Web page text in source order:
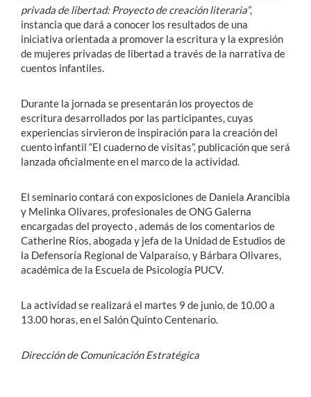
privada de libertad: Proyecto de creación literaria”,
instancia que dará a conocer los resultados de una
iniciativa orientada a promover la escritura y la expresión
de mujeres privadas de libertad a través de la narrativa de
cuentos infantiles.
Durante la jornada se presentarán los proyectos de
escritura desarrollados por las participantes, cuyas
experiencias sirvieron de inspiración para la creación del
cuento infantil “El cuaderno de visitas”, publicación que será
lanzada oficialmente en el marco de la actividad.
El seminario contará con exposiciones de Daniela Arancibia
y Melinka Olivares, profesionales de ONG Galerna
encargadas del proyecto, además de los comentarios de
Catherine Ríos, abogada y jefa de la Unidad de Estudios de
la Defensoría Regional de Valparaíso, y Bárbara Olivares,
académica de la Escuela de Psicología PUCV.
La actividad se realizará el martes 9 de junio, de 10.00 a
13.00 horas, en el Salón Quinto Centenario.
Dirección de Comunicación Estratégica